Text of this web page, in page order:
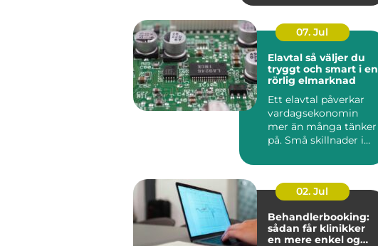
gennemført kab...
07. Jul
Elavtal så väljer du
tryggt och smart i en
rörlig elmarknad
Ett elavtal påverkar
vardagsekonomin
mer än många tänker
på. Små skillnader i
02. Jul
Behandlerbooking:
sådan får klinikker
en mere enkel og